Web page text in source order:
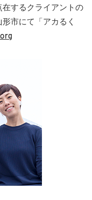
するクライアントの
市にて「アカるく